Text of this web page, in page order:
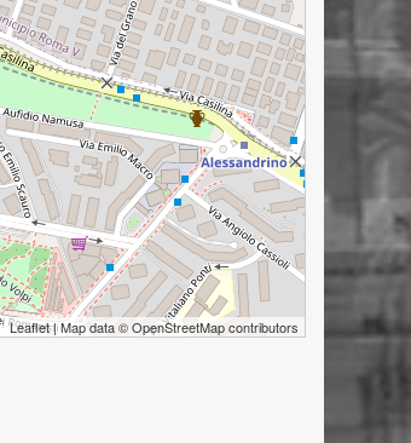
Leaflet| Map data ©OpenStreetMapcontributors